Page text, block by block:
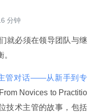
分钟
就必须在领导团队与继
主管对话——从新手到专
Novices to Practitio
技术主管的故事，包括